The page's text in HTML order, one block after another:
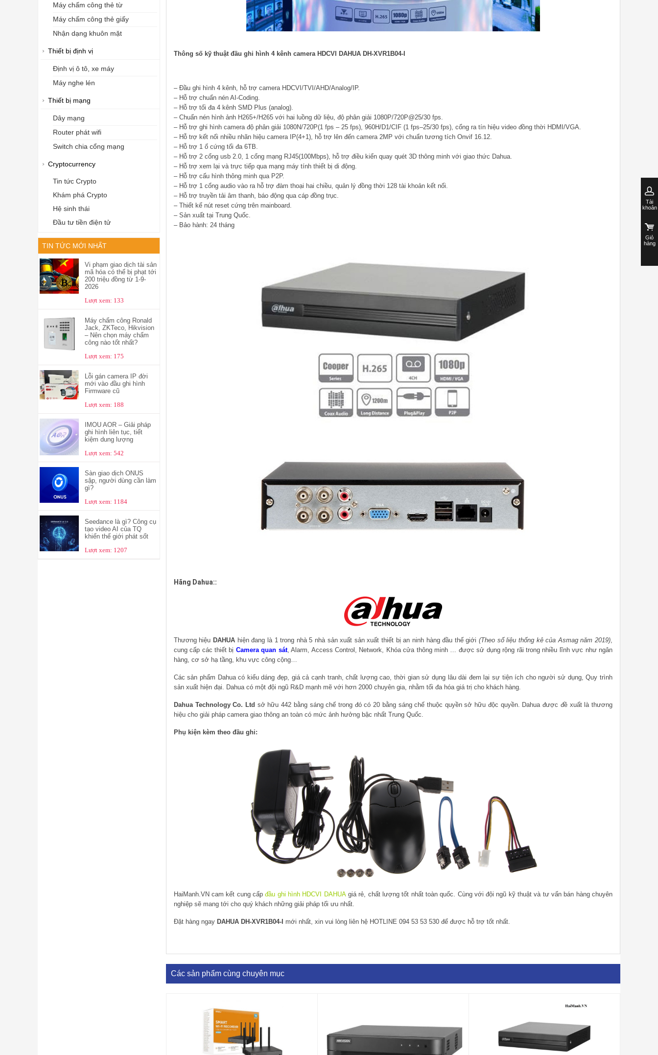
Máy chấm công thẻ từ
Máy chấm công thẻ giấy
Nhận dạng khuôn mặt
Thiết bị định vị
Định vị ô tô, xe máy
Máy nghe lén
Thiết bị mạng
Dây mạng
Router phát wifi
Switch chia cổng mạng
Cryptocurrency
Tin tức Crypto
Khám phá Crypto
Hệ sinh thái
Đầu tư tiền điện tử
TIN TỨC MỚI NHẤT
Vi phạm giao dịch tài sản
mã hóa có thể bị phạt tới
200 triệu đồng từ 1-9-
2026
Lượt xem: 133
Máy chấm công Ronald
Jack, ZKTeco, Hikvision
– Nên chọn máy chấm
công nào tốt nhất?
Lượt xem: 175
Lỗi gán camera IP đời
mới vào đầu ghi hình
Firmware cũ
Lượt xem: 188
IMOU AOR – Giải pháp
ghi hình liên tục, tiết
kiệm dung lượng
Lượt xem: 542
Sàn giao dịch ONUS
sập, người dùng cần làm
gì?
Lượt xem: 1184
Seedance là gì? Công cụ
tạo video AI của TQ
khiến thế giới phát sốt
Lượt xem: 1207
Thông số kỹ thuật đầu ghi hình 4 kênh camera HDCVI DAHUA DH-XVR1B04-I
– Đầu ghi hình 4 kênh, hỗ trợ camera HDCVI/TVI/AHD/Analog/IP.
– Hỗ trợ chuẩn nén AI-Coding.
– Hỗ trợ tối đa 4 kênh SMD Plus (analog).
– Chuẩn nén hình ảnh H265+/H265 với hai luồng dữ liệu, độ phân giải 1080P/720P@25/30 fps.
– Hỗ trợ ghi hình camera độ phân giải 1080N/720P(1 fps – 25 fps), 960H/D1/CIF (1 fps–25/30 fps), cổng ra tín hiệu video đồng thời HDMI/VGA.
– Hỗ trợ kết nối nhiều nhãn hiệu camera IP(4+1), hỗ trợ lên đến camera 2MP với chuẩn tương tích Onvif 16.12.
– Hỗ trợ 1 ổ cứng tối đa 6TB.
– Hỗ trợ 2 cổng usb 2.0, 1 cổng mạng RJ45(100Mbps), hỗ trợ điều kiển quay quét 3D thông minh với giao thức Dahua.
– Hỗ trợ xem lại và trực tiếp qua mạng máy tính thiết bị di động.
– Hỗ trợ cấu hình thông minh qua P2P.
– Hỗ trợ 1 cổng audio vào ra hỗ trợ đàm thoại hai chiều, quản lý đồng thời 128 tài khoản kết nối.
– Hỗ trợ truyền tải âm thanh, báo động qua cáp đồng trục.
– Thiết kế nút reset cứng trên mainboard.
– Sản xuất tại Trung Quốc.
– Bảo hành: 24 tháng
Hãng Dahua::
Thương hiệu DAHUA hiện đang là 1 trong nhà 5 nhà sản xuất sản xuất thiết bị an ninh hàng đầu thế giới(Theo số liệu thống kê của Asmag năm 2019),
cung cấp các thiết bị Camera quan sát, Alarm, Access Control, Network, Khóa cửa thông minh … được sử dụng rộng rãi trong nhiều lĩnh vực như ngân
hàng, cơ sở hạ tầng, khu vực công cộng…
Các sản phẩm Dahua có kiểu dáng đẹp, giá cả cạnh tranh, chất lượng cao, thời gian sử dụng lâu dài đem lại sự tiện ích cho người sử dụng, Quy trình
sản xuất hiện đại. Dahua có một đội ngũ R&D mạnh mẽ với hơn 2000 chuyên gia, nhằm tối đa hóa giá trị cho khách hàng.
Dahua Technology Co. Ltd sở hữu 442 bằng sáng chế trong đó có 20 bằng sáng chế thuộc quyền sở hữu độc quyền. Dahua được đề xuất là thương
hiệu cho giải pháp camera giao thông an toàn có mức ảnh hưởng bậc nhất Trung Quốc.
Phụ kiện kèm theo đầu ghi:
HaiManh.VN cam kết cung cấpđầu ghi hình HDCVI DAHUAgiá rẻ, chất lượng tốt nhất toàn quốc. Cùng với đội ngũ kỹ thuật và tư vấn bán hàng chuyên
nghiệp sẽ mang tới cho quý khách những giải pháp tối ưu nhất.
Đặt hàng ngay DAHUA DH-XVR1B04-I mới nhất, xin vui lòng liên hệ HOTLINE 094 53 53 530để được hỗ trợ tốt nhất.
Các sản phẩm cùng chuyên mục
Tài
khoản
Giỏ
hàng